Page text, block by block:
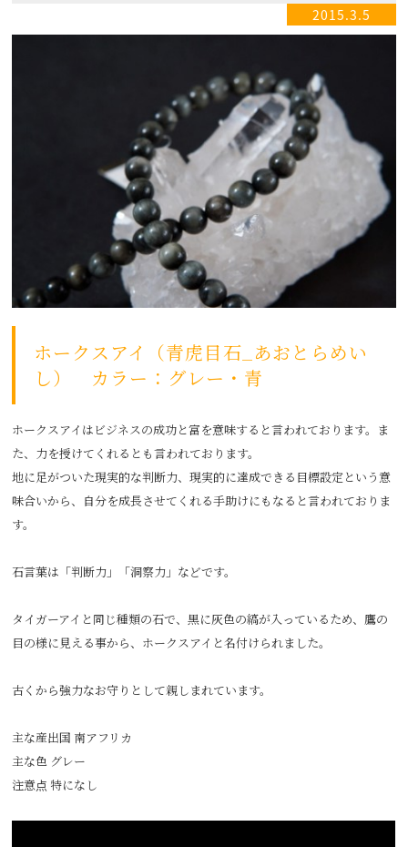
2015.3.5
ホークスアイ（青虎目石_あおとらめい
し） カラー：グレー・青
ホークスアイはビジネスの成功と富を意味すると言われております。ま
た、力を授けてくれるとも言われております。
地に足がついた現実的な判断力、現実的に達成できる目標設定という意
味合いから、自分を成長させてくれる手助けにもなると言われておりま
す。
石言葉は「判断力」「洞察力」などです。
タイガーアイと同じ種類の石で、黒に灰色の縞が入っているため、鷹の
目の様に見える事から、ホークスアイと名付けられました。
古くから強力なお守りとして親しまれています。
主な産出国 南アフリカ
主な色 グレー
注意点 特になし